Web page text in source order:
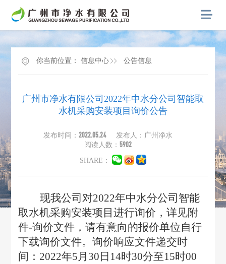
你当前位置： 信息中心 公告信息
广州市净水有限公司2022年中水分公司智能取
水机采购安装项目询价公告
发布时间： 2022.05.24
发布人：广州净水
阅读人数： 5902
SHARE：
现我公司对2022年中水分公司智能
取水机采购安装项目进行询价，详见附
件-询价文件，请有意向的报价单位自行
下载询价文件。询价响应文件递交时
间：2022年5月30日14时30分至15时00